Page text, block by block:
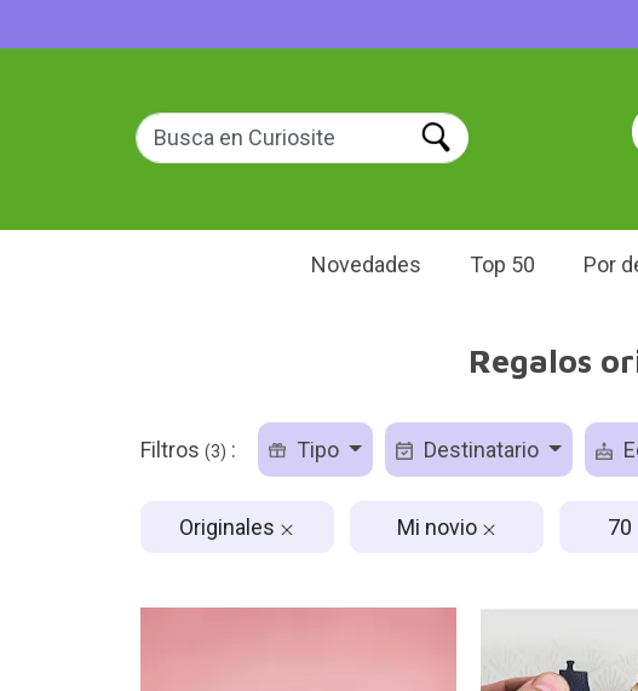
Novedades Top 50 Por
Regalos
Filtros (3) : Tipo Destinatario
Originales Mi novio 70